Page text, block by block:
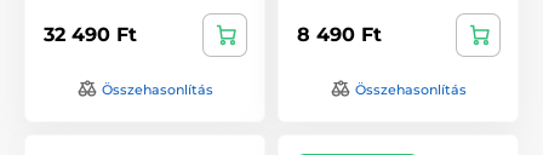
32 490 Ft
Összehasonlítás
8 490 Ft
Összehasonlítás